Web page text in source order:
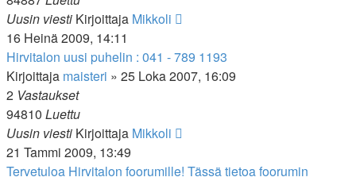
Uusin viesti Kirjoittaja Mikkoli
16 Heinä 2009, 14:11
Hirvitalon uusi puhelin : 041 - 789 1193
Kirjoittaja maisteri » 25 Loka 2007, 16:09
2 Vastaukset
94810 Luettu
Uusin viesti Kirjoittaja Mikkoli
21 Tammi 2009, 13:49
Tervetuloa Hirvitalon foorumille! Tässä tietoa foorumin